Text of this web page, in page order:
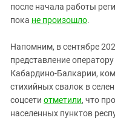
после начала работы
пока не произошло.
Напомним, в сентябре
представление
Кабардино-Балкарии,
стихийных свалок в
соцсети отметили, что
населенных пунктов